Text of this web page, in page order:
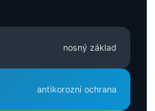
nosný základ
antikorozní ochrana